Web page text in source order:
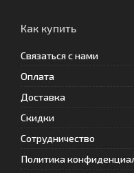
Как купить
Связаться с нами
Оплата
Доставка
Скидки
Сотрудничество
Политика